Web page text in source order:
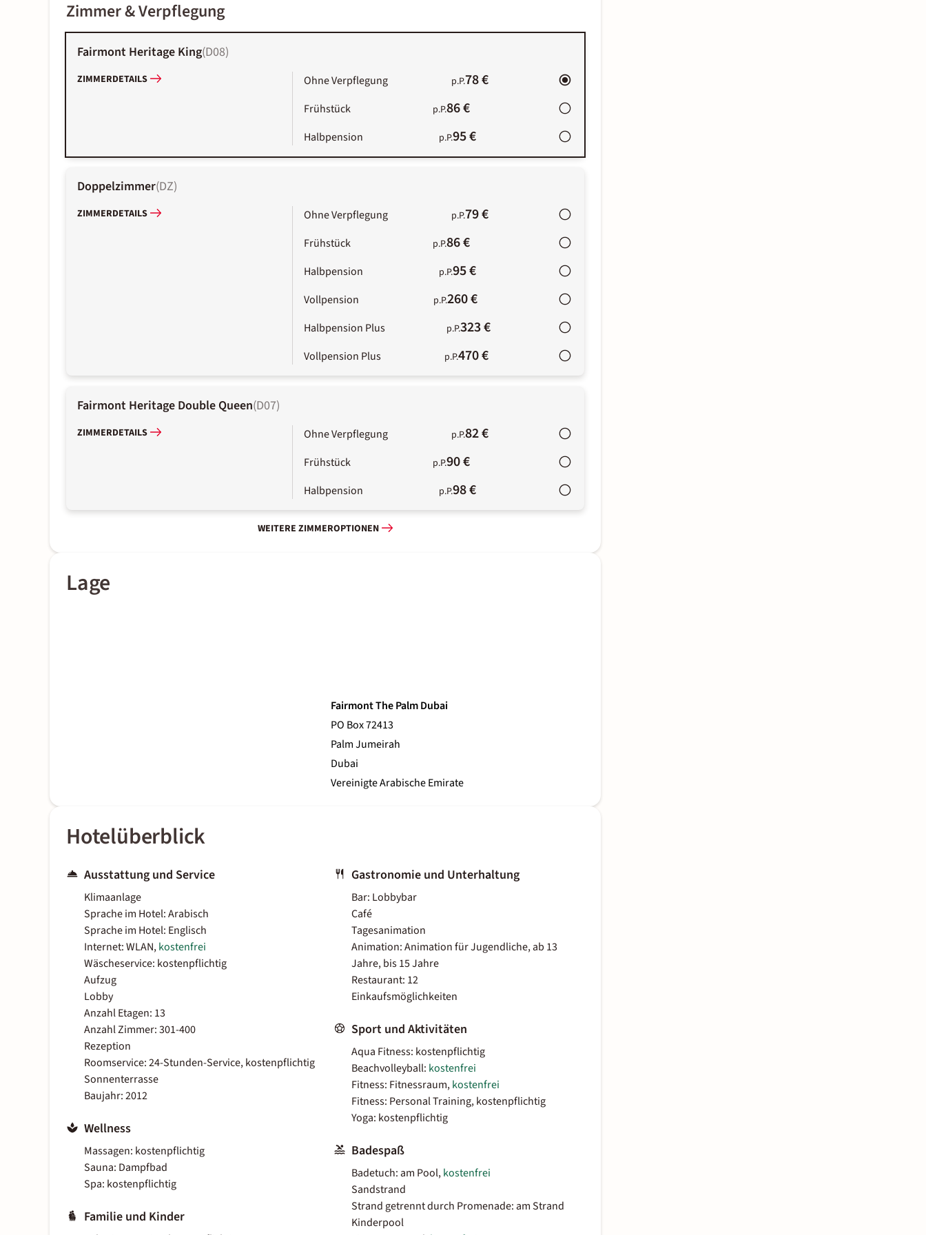
Zimmer & Verpflegung
Fairmont Heritage King(D08)
ZIMMERDETAILS Ohne Verpflegung p.P.78 €
Frühstück p.P.86 €
Halbpension p.P.95 €
Doppelzimmer(DZ)
ZIMMERDETAILS Ohne Verpflegung p.P.79 €
Frühstück p.P.86 €
Halbpension p.P.95 €
Vollpension p.P.260 €
Halbpension Plus p.P.323 €
Vollpension Plus p.P.470 €
Fairmont Heritage Double Queen(D07)
ZIMMERDETAILS Ohne Verpflegung p.P.82 €
Frühstück p.P.90 €
Halbpension p.P.98 €
WEITERE ZIMMEROPTIONEN
Lage
Fairmont The Palm Dubai
PO Box 72413
Palm Jumeirah
Dubai
Vereinigte Arabische Emirate
Hotelüberblick
Ausstattung und Service
Klimaanlage
Sprache im Hotel: Arabisch
Sprache im Hotel: Englisch
Internet: WLAN,kostenfrei
Wäscheservice: kostenpflichtig
Aufzug
Lobby
Anzahl Etagen: 13
Anzahl Zimmer: 301-400
Rezeption
Roomservice: 24-Stunden-Service, kostenpflichtig
Sonnenterrasse
Baujahr: 2012
Wellness
Massagen: kostenpflichtig
Sauna: Dampfbad
Spa: kostenpflichtig
Familie und Kinder
Gastronomie und Unterhaltung
Bar: Lobbybar
Café
Tagesanimation
Animation: Animation für Jugendliche, ab 13
Jahre, bis 15 Jahre
Restaurant: 12
Einkaufsmöglichkeiten
Sport und Aktivitäten
Aqua Fitness: kostenpflichtig
Beachvolleyball: kostenfrei
Fitness: Fitnessraum,kostenfrei
Fitness: Personal Training, kostenpflichtig
Yoga: kostenpflichtig
Badespaß
Badetuch: am Pool,kostenfrei
Sandstrand
Strand getrennt durch Promenade: am Strand
Kinderpool